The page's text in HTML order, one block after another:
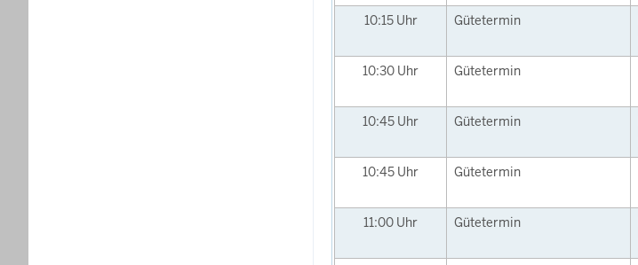
10:15 Uhr Gütetermin
10:30 Uhr Gütetermin
10:45 Uhr Gütetermin
10:45 Uhr Gütetermin
11:00 Uhr Gütetermin